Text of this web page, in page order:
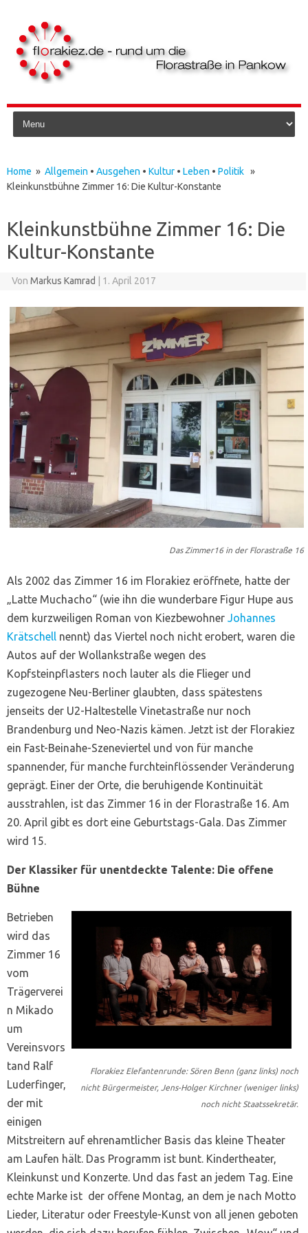
Skip to content
Home » Allgemein • Ausgehen • Kultur • Leben • Politik »
Kleinkunstbühne Zimmer 16: Die Kultur-Konstante
Kleinkunstbühne Zimmer 16: Die
Kultur-Konstante
Von Markus Kamrad 1. April 2017
Das Zimmer16 in der Florastraße 16
Als 2002 das Zimmer 16 im Florakiez eröffnete, hatte der
„Latte Muchacho“ (wie ihn die wunderbare Figur Hupe aus
dem kurzweiligen Roman von Kiezbewohner Johannes
Krätschell nennt) das Viertel noch nicht erobert, waren die
Autos auf der Wollankstraße wegen des
Kopfsteinpflasters noch lauter als die Flieger und
zugezogene Neu-Berliner glaubten, dass spätestens
jenseits der U2-Haltestelle Vinetastraße nur noch
Brandenburg und Neo-Nazis kämen. Jetzt ist der Florakiez
ein Fast-Beinahe-Szeneviertel und von für manche
spannender, für manche furchteinflössender Veränderung
geprägt. Einer der Orte, die beruhigende Kontinuität
ausstrahlen, ist das Zimmer 16 in der Florastraße 16. Am
20. April gibt es dort eine Geburtstags-Gala. Das Zimmer
wird 15.
Der Klassiker für unentdeckte Talente: Die offene
Bühne
Florakiez Elefantenrunde: Sören Benn (ganz links) noch
nicht Bürgermeister, Jens-Holger Kirchner (weniger links)
noch nicht Staatssekretär.
Betrieben
wird das
Zimmer 16
vom
Trägerverei
n Mikado
um
Vereinsvors
tand Ralf
Luderfinger,
der mit
einigen
Mitstreitern auf ehrenamtlicher Basis das kleine Theater
am Laufen hält. Das Programm ist bunt. Kindertheater,
Kleinkunst und Konzerte. Und das fast an jedem Tag. Eine
echte Marke ist der offene Montag, an dem je nach Motto
Lieder, Literatur oder Freestyle-Kunst von all jenen geboten